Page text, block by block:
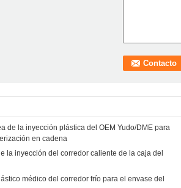
de la inyección plástica del OEM Yudo/DME para
en cadena
la inyección del corredor caliente de la caja del
médico del corredor frío para el envase del